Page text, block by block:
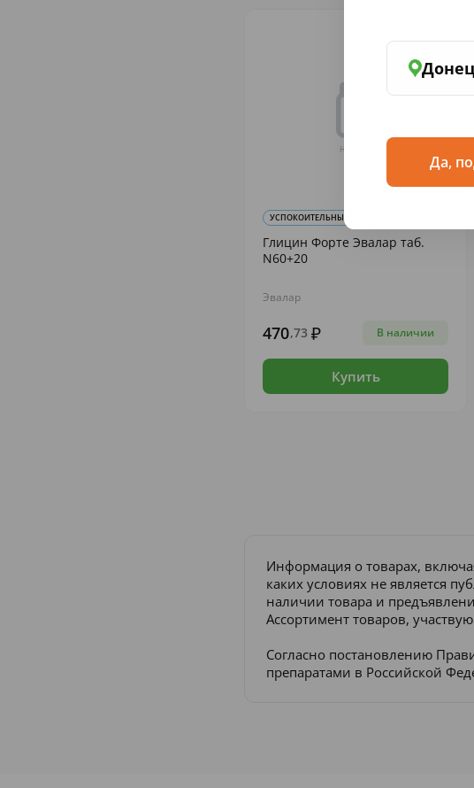
Да,
УСПОКОИТЕЛЬНЫЕ, СЕДАТИВНЫЕ И С...
Глицин Форте Эвалар таб.
N60+20
Эвалар
470,73 В наличии
Купить
Информация о товарах,
каких условиях не является
наличии товара и
Ассортимент товаров,
Согласно постановлению
препаратами в Российской